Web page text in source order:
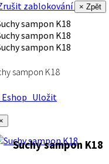
zablokování
× Zpět
sampon K18
Uložit
Suchy sampon K18